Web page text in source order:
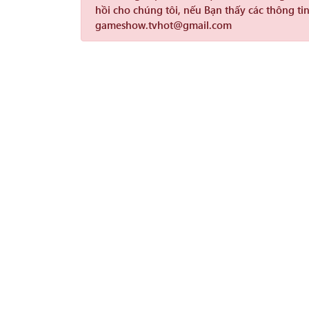
hồi cho chúng tôi, nếu Bạn thấy các thông
gameshow.tvhot@gmail.com